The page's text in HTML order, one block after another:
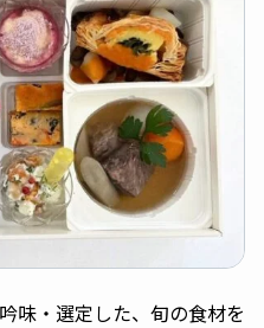
味・選定した、旬の食材を